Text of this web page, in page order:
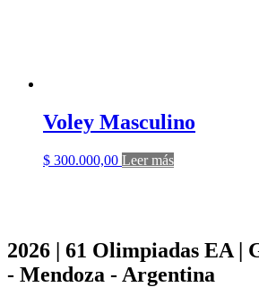
Voley Masculino
$ 300.000,00 Leer más
2026 | 61 Olimpiadas EA |
- Mendoza - Argentina